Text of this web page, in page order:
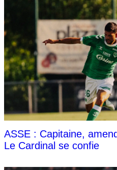
ASSE : Capitaine,
Le Cardinal se confie